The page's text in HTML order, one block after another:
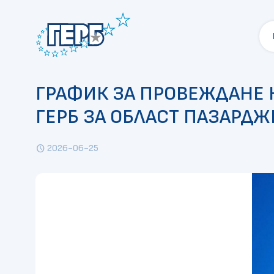
ГРАФИК ЗА
ГЕРБ ЗА ОБЛАСТ
schedule 2026-06-25